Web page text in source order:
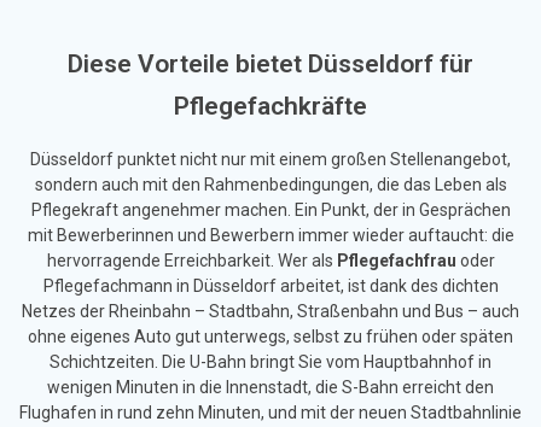
Diese Vorteile bietet Düsseldorf für
Pflegefachkräfte
Düsseldorf punktet nicht nur mit einem großen Stellenangebot,
sondern auch mit den Rahmenbedingungen, die das Leben als
Pflegekraft angenehmer machen. Ein Punkt, der in Gesprächen
mit Bewerberinnen und Bewerbern immer wieder auftaucht: die
hervorragende Erreichbarkeit. Wer als Pflegefachfrau oder
Pflegefachmann in Düsseldorf arbeitet, ist dank des dichten
Netzes der Rheinbahn – Stadtbahn, Straßenbahn und Bus – auch
ohne eigenes Auto gut unterwegs, selbst zu frühen oder späten
Schichtzeiten. Die U-Bahn bringt Sie vom Hauptbahnhof in
wenigen Minuten in die Innenstadt, die S-Bahn erreicht den
Flughafen in rund zehn Minuten, und mit der neuen Stadtbahnlinie